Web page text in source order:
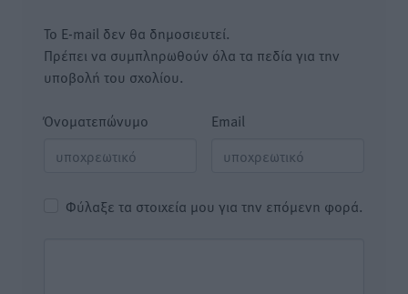
Το E-mail δεν θα δημοσιευτεί.
Πρέπει να συμπληρωθούν όλα τα πεδία για την
υποβολή του σχολίου.
Όνοματεπώνυμο Email
Φύλαξε τα στοιχεία μου για την επόμενη φορά.